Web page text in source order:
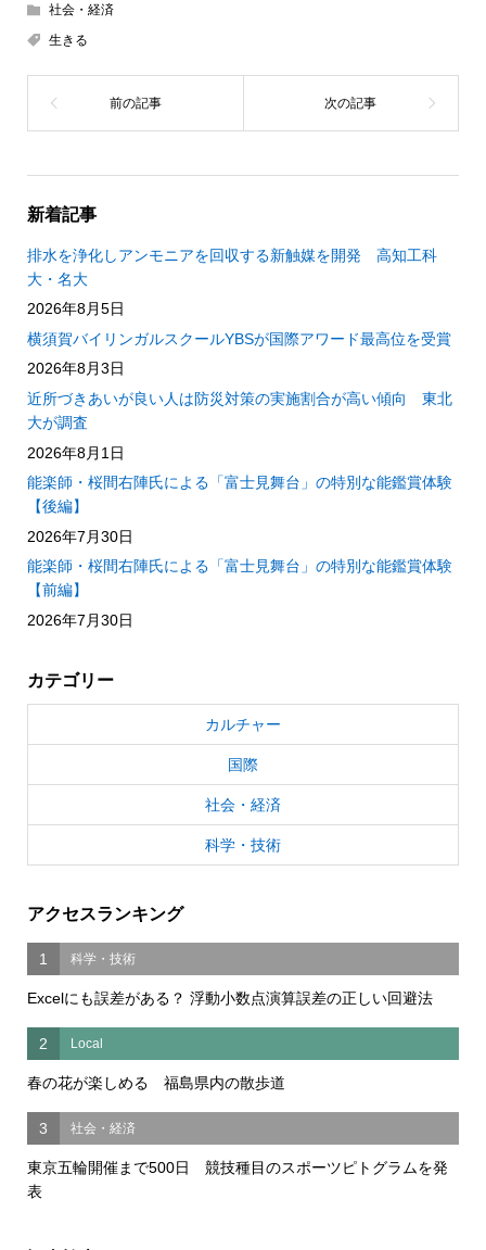
社会・経済
生きる
新着記事
排水を浄化しアンモニアを回収する新触媒を開発 高知工科
大・名大
2026年8月5日
横須賀バイリンガルスクールYBSが国際アワード最高位を受賞
2026年8月3日
近所づきあいが良い人は防災対策の実施割合が高い傾向 東北
大が調査
2026年8月1日
能楽師・桜間右陣氏による「富士見舞台」の特別な能鑑賞体験
【後編】
2026年7月30日
能楽師・桜間右陣氏による「富士見舞台」の特別な能鑑賞体験
【前編】
2026年7月30日
カテゴリー
カルチャー
国際
社会・経済
科学・技術
アクセスランキング
1 科学・技術
Excelにも誤差がある？ 浮動小数点演算誤差の正しい回避法
2 Local
春の花が楽しめる 福島県内の散歩道
3 社会・経済
東京五輪開催まで500日 競技種目のスポーツピトグラムを発
表